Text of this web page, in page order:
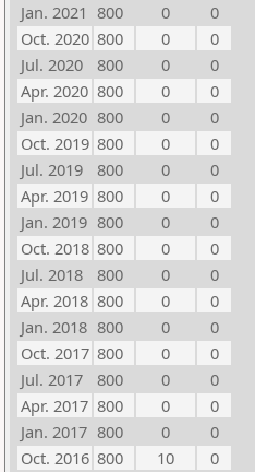
Jan. 2021 800 0
0
Oct. 2020 800 0
0
Jul. 2020
800 0
0
Apr. 2020 800 0
0
Jan. 2020 800 0
0
Oct. 2019 800 0
0
Jul. 2019
800 0
0
Apr. 2019 800 0
0
Jan. 2019 800 0
0
Oct. 2018 800 0
0
Jul. 2018
800 0
0
Apr. 2018 800 0
0
Jan. 2018 800 0
0
Oct. 2017 800 0
0
Jul. 2017
800 0
0
Apr. 2017 800 0
0
Jan. 2017 800 0
0
Oct. 2016 800 10
0